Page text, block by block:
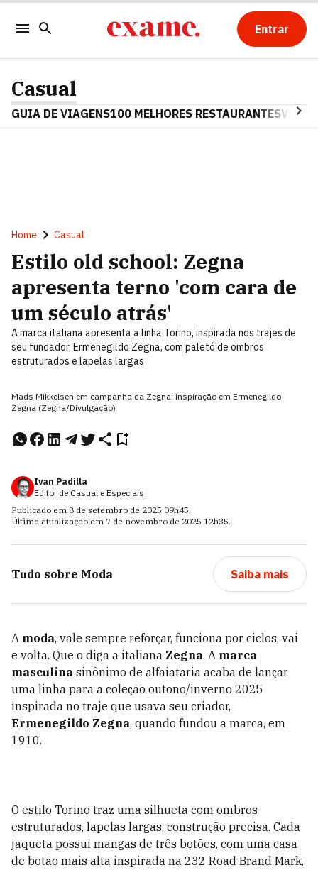
Entrar
Casual
GUIA DE VIAGENS100 MELHORES RESTAURANTES
Home Casual
Estilo old school: Zegna
apresenta terno 'com cara de
um século atrás'
A marca italiana apresenta a linha Torino, inspirada nos trajes de
seu fundador, Ermenegildo Zegna, com paletó de ombros
estruturados e lapelas largas
Mads Mikkelsen em campanha da Zegna: inspiração em Ermenegildo
Zegna (Zegna/Divulgação)
Ivan Padilla
Editor de Casual e Especiais
Publicado em 8 de setembro de 2025 09h45.
Última atualização em 7 de novembro de 2025 12h35.
Tudo sobre Moda Saiba mais
A moda, vale sempre reforçar, funciona por ciclos, vai
e volta. Que o diga a italiana Zegna. A marca
masculina sinônimo de alfaiataria acaba de lançar
uma linha para a coleção outono/inverno 2025
inspirada no traje que usava seu criador,
Ermenegildo Zegna, quando fundou a marca, em
1910.
O estilo Torino traz uma silhueta com ombros
estruturados, lapelas largas, construção precisa. Cada
jaqueta possui mangas de três botões, com uma casa
de botão mais alta inspirada na 232 Road Brand Mark,